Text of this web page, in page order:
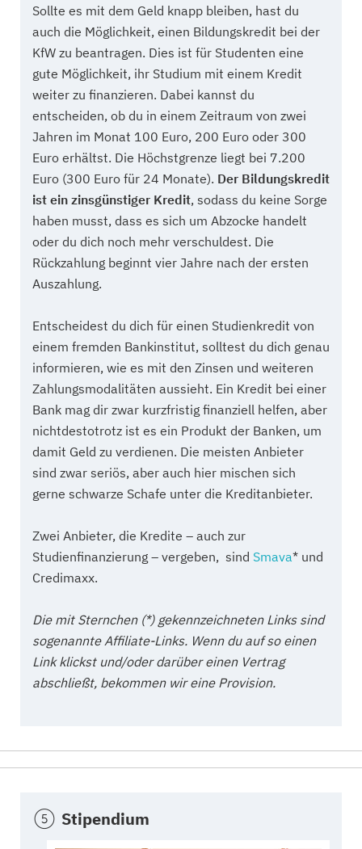
Sollte es mit dem Geld knapp bleiben, hast du
auch die Möglichkeit, einen Bildungskredit bei der
KfW zu beantragen. Dies ist für Studenten eine
gute Möglichkeit, ihr Studium mit einem Kredit
weiter zu finanzieren. Dabei kannst du
entscheiden, ob du in einem Zeitraum von zwei
Jahren im Monat 100 Euro, 200 Euro oder 300
Euro erhältst. Die Höchstgrenze liegt bei 7.200
Euro (300 Euro für 24 Monate). Der Bildungskredit
ist ein zinsgünstiger Kredit, sodass du keine Sorge
haben musst, dass es sich um Abzocke handelt
oder du dich noch mehr verschuldest. Die
Rückzahlung beginnt vier Jahre nach der ersten
Auszahlung.
Entscheidest du dich für einen Studienkredit von
einem fremden Bankinstitut, solltest du dich genau
informieren, wie es mit den Zinsen und weiteren
Zahlungsmodalitäten aussieht. Ein Kredit bei einer
Bank mag dir zwar kurzfristig finanziell helfen, aber
nichtdestotrotz ist es ein Produkt der Banken, um
damit Geld zu verdienen. Die meisten Anbieter
sind zwar seriös, aber auch hier mischen sich
gerne schwarze Schafe unter die Kreditanbieter.
Zwei Anbieter, die Kredite – auch zur
Studienfinanzierung – vergeben, sind Smava* und
Credimaxx.
Die mit Sternchen (*) gekennzeichneten Links sind
sogenannte Affiliate-Links. Wenn du auf so einen
Link klickst und/oder darüber einen Vertrag
abschließt, bekommen wir eine Provision.
Stipendium